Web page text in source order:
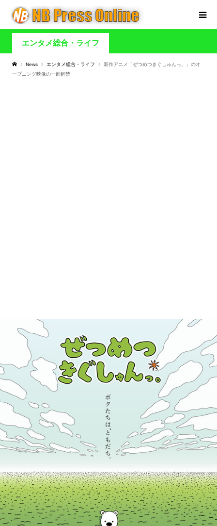
エンタメ総合・ライフ
News エンタメ総合・ライフ
新作アニメ「ぜつめつきぐしゅんっ。」のオ
ープニング映像の一部解禁